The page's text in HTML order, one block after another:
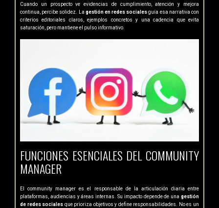
Cuando un prospecto ve evidencias de cumplimiento, atención y mejora
continua, percibe solidez. La gestión en redes socialesguía esa narrativa con
criterios editoriales claros, ejemplos concretos y una cadencia que evita
saturación, pero mantiene el pulso informativo.
FUNCIONES ESENCIALES DEL COMMUNITY
MANAGER
El community manager es el responsable de la articulación diaria entre
plataformas, audiencias y áreas internas. Su impacto depende de una gestión
de redes sociales que prioriza objetivos y define responsabilidades. No es un